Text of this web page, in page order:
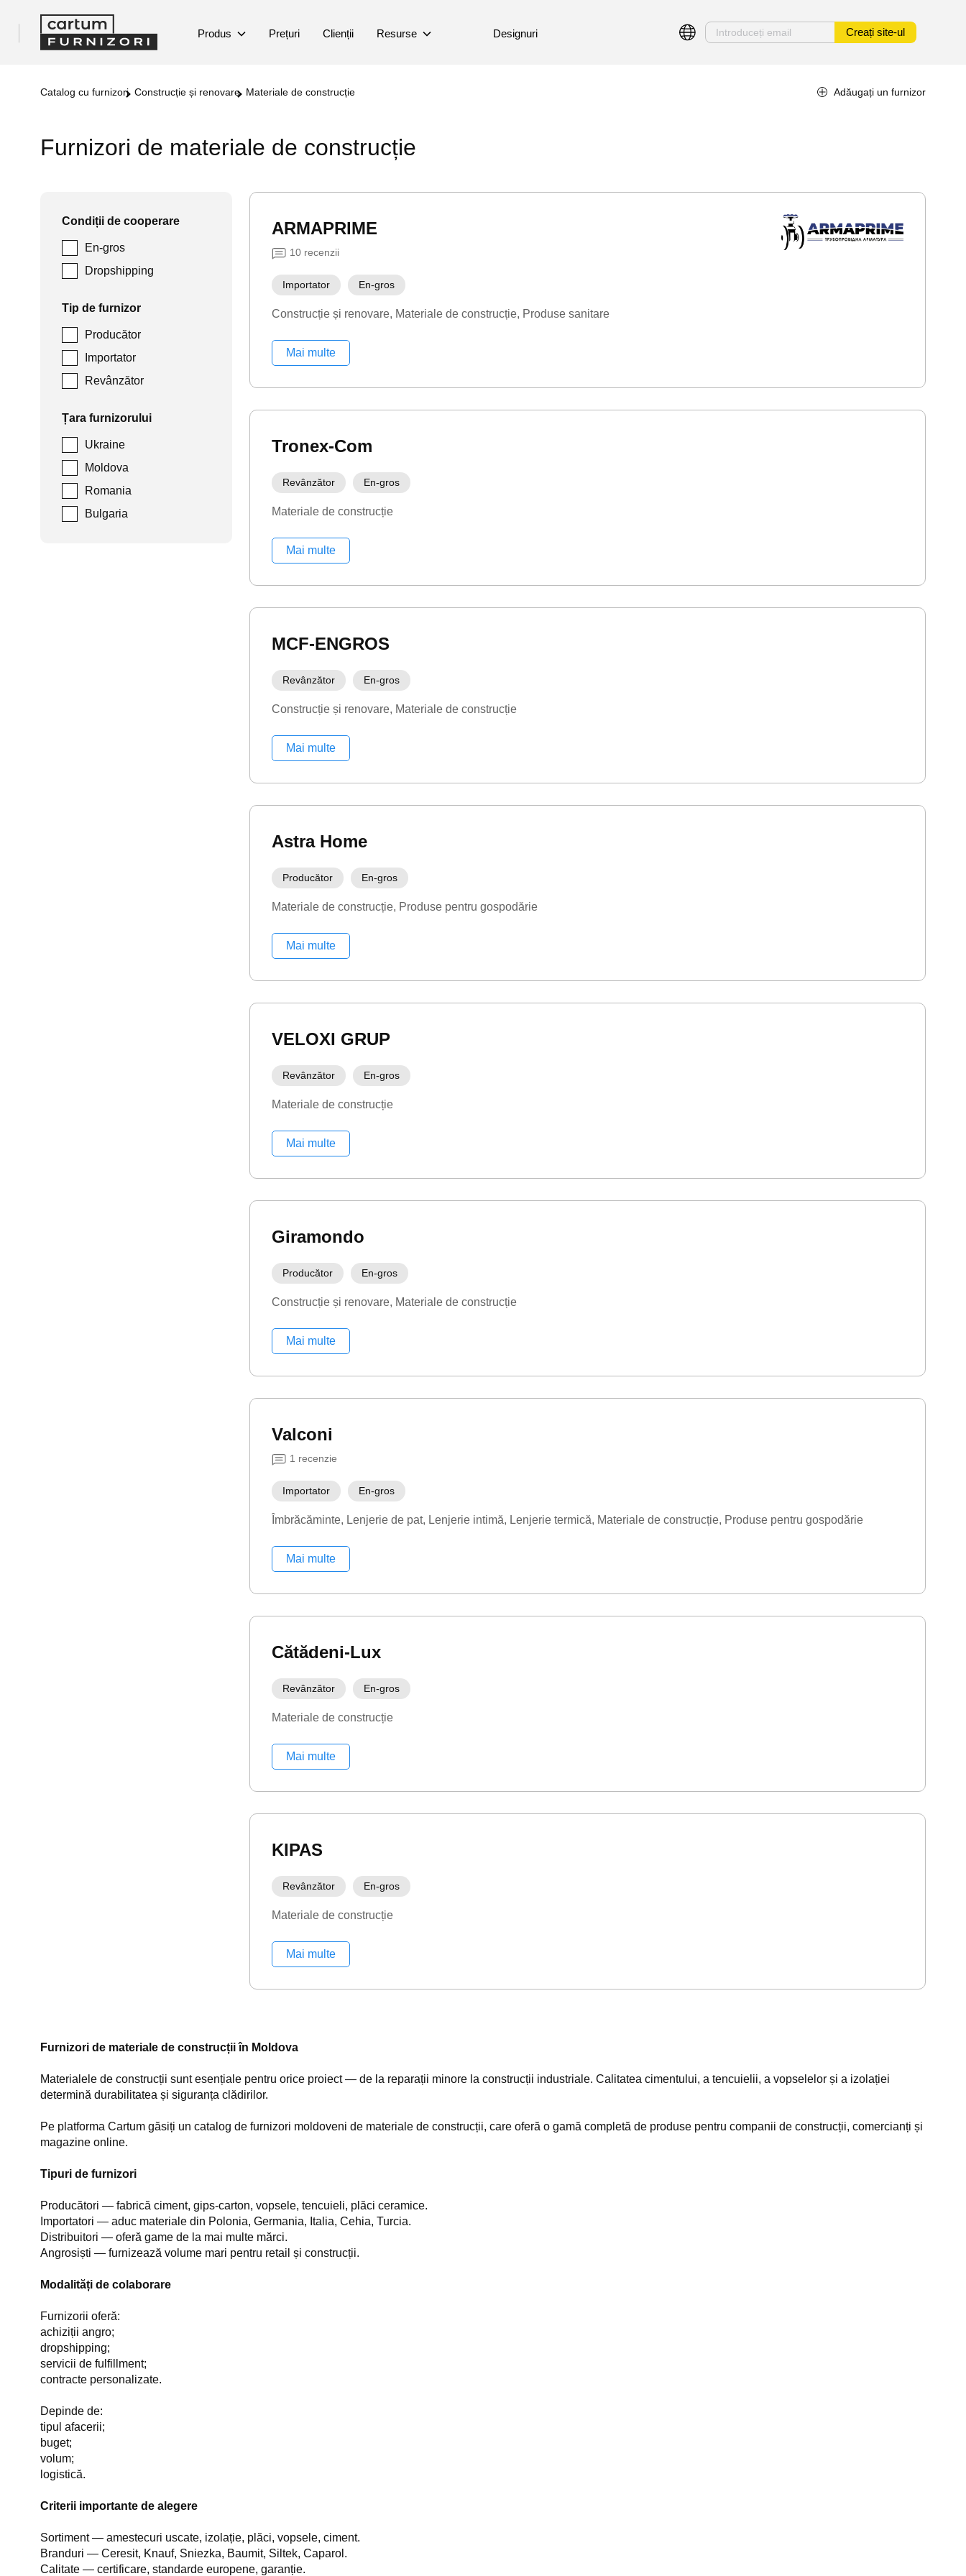
Produs Prețuri Clienții Resurse Designuri Creați site-ul
Catalog cu furnizori Construcție și renovare Materiale de construcție Adăugați un furnizor
Furnizori de materiale de construcție
Condiții de cooperare
En-gros
Dropshipping
Tip de furnizor
Producător
Importator
Revânzător
Țara furnizorului
Ukraine
Moldova
Romania
Bulgaria
ARMAPRIME
10 recenzii
Importator En-gros
Construcție și renovare Materiale de construcție Produse sanitare
Mai multe
Tronex-Com
Revânzător En-gros
Materiale de construcție
Mai multe
MCF-ENGROS
Revânzător En-gros
Construcție și renovare Materiale de construcție
Mai multe
Astra Home
Producător En-gros
Materiale de construcție Produse pentru gospodărie
Mai multe
VELOXI GRUP
Revânzător En-gros
Materiale de construcție
Mai multe
Giramondo
Producător En-gros
Construcție și renovare Materiale de construcție
Mai multe
Valconi
1 recenzie
Importator En-gros
Îmbrăcăminte Lenjerie de pat Lenjerie intimă Lenjerie termică Materiale de construcție Produse pentru gospodărie
Mai multe
Cătădeni-Lux
Revânzător En-gros
Materiale de construcție
Mai multe
KIPAS
Revânzător En-gros
Materiale de construcție
Mai multe
Furnizori de materiale de construcții în Moldova
Materialele de construcții sunt esențiale pentru orice proiect — de la reparații minore la construcții industriale. Calitatea cimentului, a tencuielii, a vopselelor și a izolației
determină durabilitatea și siguranța clădirilor.
Pe platforma Cartum găsiți un catalog de furnizori moldoveni de materiale de construcții, care oferă o gamă completă de produse pentru companii de construcții, comercianți și
magazine online.
Tipuri de furnizori
Producători — fabrică ciment, gips-carton, vopsele, tencuieli, plăci ceramice.
Importatori — aduc materiale din Polonia, Germania, Italia, Cehia, Turcia.
Distribuitori — oferă game de la mai multe mărci.
Angrosiști — furnizează volume mari pentru retail și construcții.
Modalități de colaborare
Furnizorii oferă:
achiziții angro;
dropshipping;
servicii de fulfillment;
contracte personalizate.
Depinde de:
tipul afacerii;
buget;
volum;
logistică.
Criterii importante de alegere
Sortiment — amestecuri uscate, izolație, plăci, vopsele, ciment.
Branduri — Ceresit, Knauf, Sniezka, Baumit, Siltek, Caparol.
Calitate — certificare, standarde europene, garanție.